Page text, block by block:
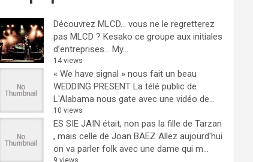
Découvrez MLCD… vous ne le regretterez
pas MLCD ? Kesako ce groupe aux initiales
d’entreprises… My...
14 views
« We have signal » nous fait un beau
WEDDING PRESENT La télé public de
L'Alabama nous gate avec une vidéo de...
10 views
ES SIE JAIN était, non pas la fille de Tarzan
, mais celle de Joan BAEZ Allez aujourd'hui
on va parler folk avec une dame qui m...
9 views